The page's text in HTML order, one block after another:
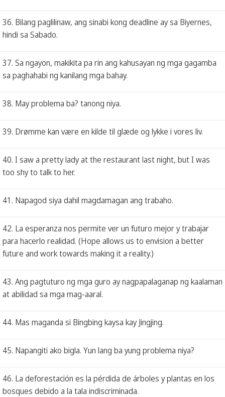
36. Bilang paglilinaw, ang sinabi kong deadline ay sa Biyernes,
hindi sa Sabado.
37. Sa ngayon, makikita pa rin ang kahusayan ng mga gagamba
sa paghahabi ng kanilang mga bahay.
38. May problema ba? tanong niya.
39. Drømme kan være en kilde til glæde og lykke i vores liv.
40. I saw a pretty lady at the restaurant last night, but I was
too shy to talk to her.
41. Napagod siya dahil magdamagan ang trabaho.
42. La esperanza nos permite ver un futuro mejor y trabajar
para hacerlo realidad. (Hope allows us to envision a better
future and work towards making it a reality.)
43. Ang pagtuturo ng mga guro ay nagpapalaganap ng kaalaman
at abilidad sa mga mag-aaral.
44. Mas maganda si Bingbing kaysa kay Jingjing.
45. Napangiti ako bigla. Yun lang ba yung problema niya?
46. La deforestación es la pérdida de árboles y plantas en los
bosques debido a la tala indiscriminada.